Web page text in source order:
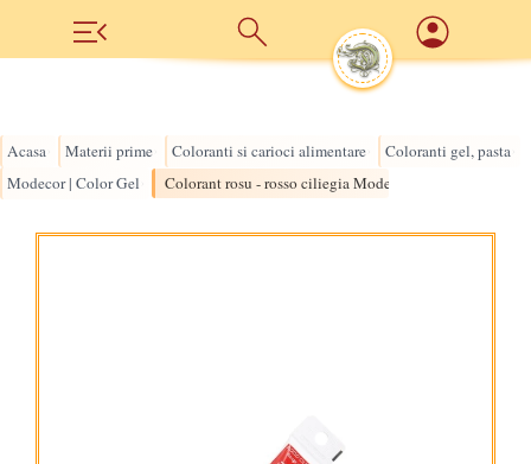
Acasa Materii prime Coloranti si carioci alimentare Coloranti gel, pasta
Modecor | Color Gel Colorant rosu - rosso ciliegia Modecor